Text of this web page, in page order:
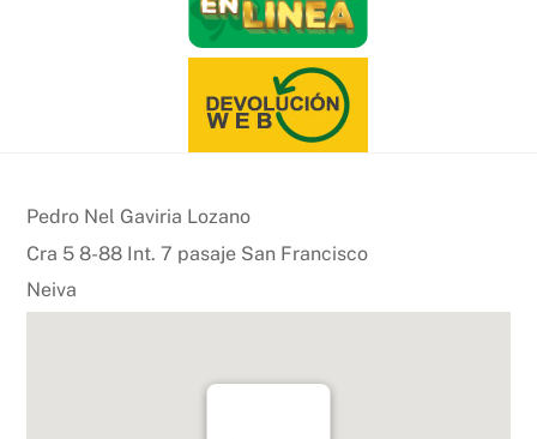
Pedro Nel Gaviria Lozano
Cra 5 8-88 Int. 7 pasaje San Francisco
Neiva